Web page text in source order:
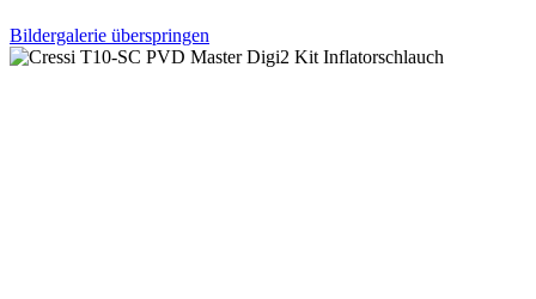
Bildergalerie überspringen